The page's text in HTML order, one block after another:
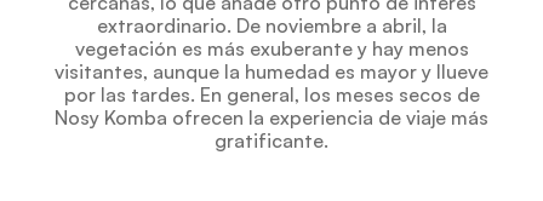
extraordinario. De noviembre a abril, la
vegetación es más exuberante y hay menos
visitantes, aunque la humedad es mayor y llueve
por las tardes. En general, los meses secos de
Nosy Komba ofrecen la experiencia de viaje más
gratificante.